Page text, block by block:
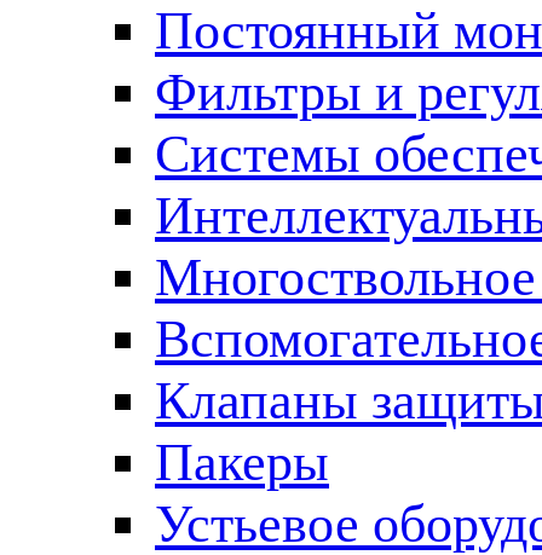
Постоянный
Фильтры и
Cистемы
Клапаны
Пакеры
Устьевое